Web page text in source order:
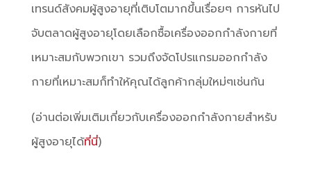
เทรนด์สังคมผู้สูงอายุที่เติบโตมากขึ้นเรื่อยๆ การหันไป
จับตลาดผู้สูงอายุโดยเลือกซื้อเครื่องออกกำลังกายที่
เหมาะสมกับพวกเขา รวมถึงจัดโปรแกรมออกกำลัง
กายที่เหมาะสมก็ทำให้คุณได้ลูกค้ากลุ่มใหม่ๆเช่นกัน
(อ่านต่อเพิ่มเติมเกี่ยวกับเครื่องออกกำลังกายสำหรับ
ผู้สูงอายุได้ที่นี่)